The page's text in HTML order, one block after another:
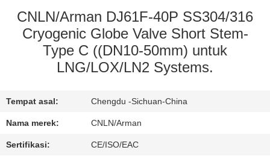
TUR
PABRIK
KONTROL
HUBUNGI
KAMI
CNLN/Arman DJ61F-40P SS304/316
Cryogenic Globe Valve Short Stem-
Type C ((DN10-50mm) untuk
LNG/LOX/LN2 Systems.
Tempat asal: Chengdu -Sichuan-China
Nama merek: CNLN/Arman
Sertifikasi: CE/ISO/EAC